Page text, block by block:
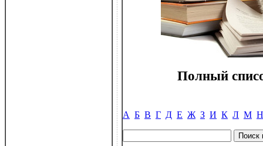
Полный
А Б В Г Д Е Ж З И К Л М Н